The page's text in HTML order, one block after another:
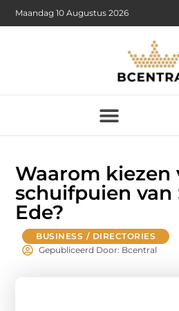
Maandag 10 Augustus 2026
Waarom kiezen
schuifpuien van
Ede?
BUSINESS / DIRECTORIES
Gepubliceerd Door: Bcentral